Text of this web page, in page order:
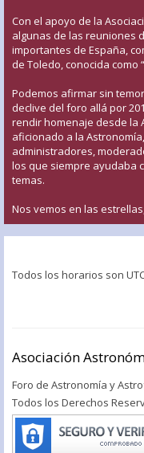
Con el apoyo de la
algunas de las reuniones
importantes de España,
de Toledo, conocida como
Podemos afirmar sin
declive del foro allá por
rendir homenaje desde la
aficionado a la
administradores,
los que siempre ayudaba
temas.
Nos vemos en las
Todos los horarios son
Asociación
Foro de Astronomía y
Todos los Derechos